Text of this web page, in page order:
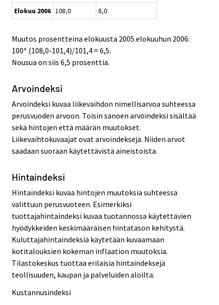
Elokuu 2006 108,0 8,0
Muutos prosentteina elokuusta 2005 elokuuhun 2006:
100* (108,0-101,4)/101,4 = 6,5.
Nousua on siis 6,5 prosenttia.
Arvoindeksi
Arvoindeksi kuvaa liikevaihdon nimellisarvoa suhteessa
perusvuoden arvoon. Toisin sanoen arvoindeksi sisältää
sekä hintojen että määrän muutokset.
Liikevaihtokuvaajat ovat arvoindeksejä. Niiden arvot
saadaan suoraan käytettävistä aineistoista.
Hintaindeksi
Hintaindeksi kuvaa hintojen muutoksia suhteessa
valittuun perusvuoteen. Esimerkiksi
tuottajahintaindeksi kuvaa tuotannossa käytettävien
hyödykkeiden keskimääräisen hintatason kehitystä.
Kuluttajahintaindeksiä käytetään kuvaamaan
kotitalouksien kokeman inflaation muutoksia.
Tilastokeskus tuottaa erilaisia hintaindeksejä
teollisuuden, kaupan ja palveluiden aloilta.
Kustannusindeksi